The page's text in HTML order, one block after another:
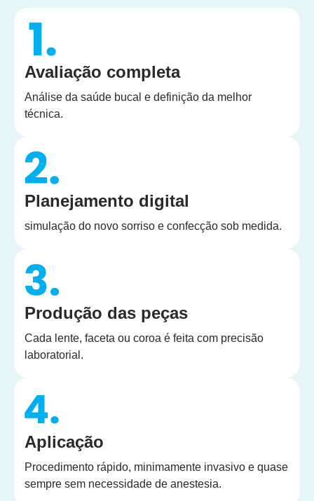
Avaliação completa
Análise da saúde bucal e definição da melhor
técnica.
Planejamento digital
simulação do novo sorriso e confecção sob medida.
Produção das peças
Cada lente, faceta ou coroa é feita com precisão
laboratorial.
Aplicação
Procedimento rápido, minimamente invasivo e quase
sempre sem necessidade de anestesia.